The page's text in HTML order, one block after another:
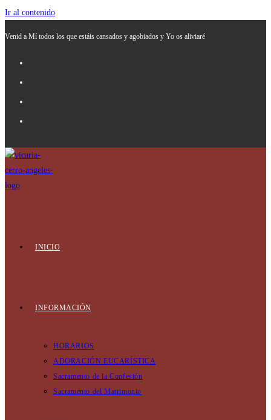
Ir al contenido
Venid a Mí todos los que estáis cansados y agobiados y Yo os aliviaré
INICIO
INFORMACIÓN
HORARIOS
ADORACIÓN EUCARÍSTICA
Sacramento de la Confesión
Sacramento del Matrimonio